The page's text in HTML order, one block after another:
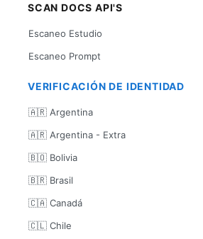
SCAN DOCS API'S
Escaneo Estudio
Escaneo Prompt
VERIFICACIÓN DE IDENTIDAD
🇦🇷 Argentina
🇦🇷 Argentina - Extra
🇧🇴 Bolivia
🇧🇷 Brasil
🇨🇦 Canadá
🇨🇱 Chile